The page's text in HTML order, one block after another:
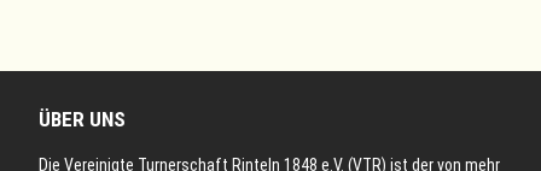
ÜBER UNS
Die Vereinigte Turnerschaft Rinteln 1848 e.V. (VTR) ist der von mehr